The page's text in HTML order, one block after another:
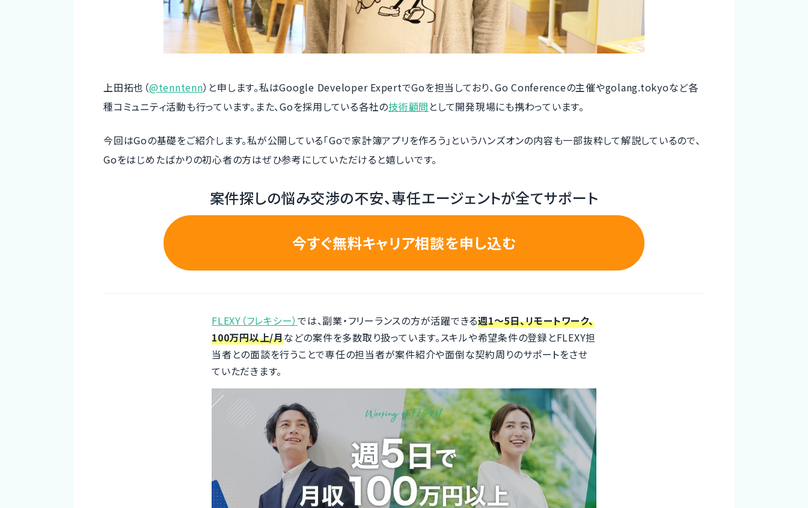
上田拓也（@tenntenn）と申します。私はGoogle Developer ExpertでGoを担当しており、Go Conferenceの主催やgolang.tokyoなど各
種コミュニティ活動も行っています。また、Goを採用している各社の技術顧問 として開発現場にも携わっています。
今回はGoの基礎をご紹介します。私が公開している「Goで家計簿アプリを作ろう」というハンズオンの内容も一部抜粋して解説しているので、
Goをはじめたばかりの初心者の方はぜひ参考にしていただけると嬉しいです。
案件探しの悩み交渉の不安、専任エージェントが全てサポート
今すぐ無料キャリア相談を申し込む
FLEXY（フレキシー） では、副業・フリーランスの方が活躍できる週1～5日、リモートワーク、
100万円以上/月などの案件を多数取り扱っています。スキルや希望条件の登録とFLEXY担
当者との面談を行うことで専任の担当者が案件紹介や面倒な契約周りのサポートをさせ
ていただきます。